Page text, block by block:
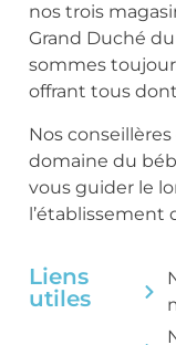
nos trois
Grand Duché
sommes
offrant tous
Nos
domaine du
vous guider le
l’établissement
Liens
utiles